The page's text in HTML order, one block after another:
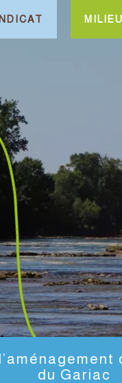
du Gariac